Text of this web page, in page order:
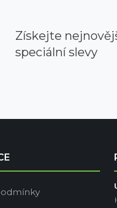
Získejte
speciální slevy